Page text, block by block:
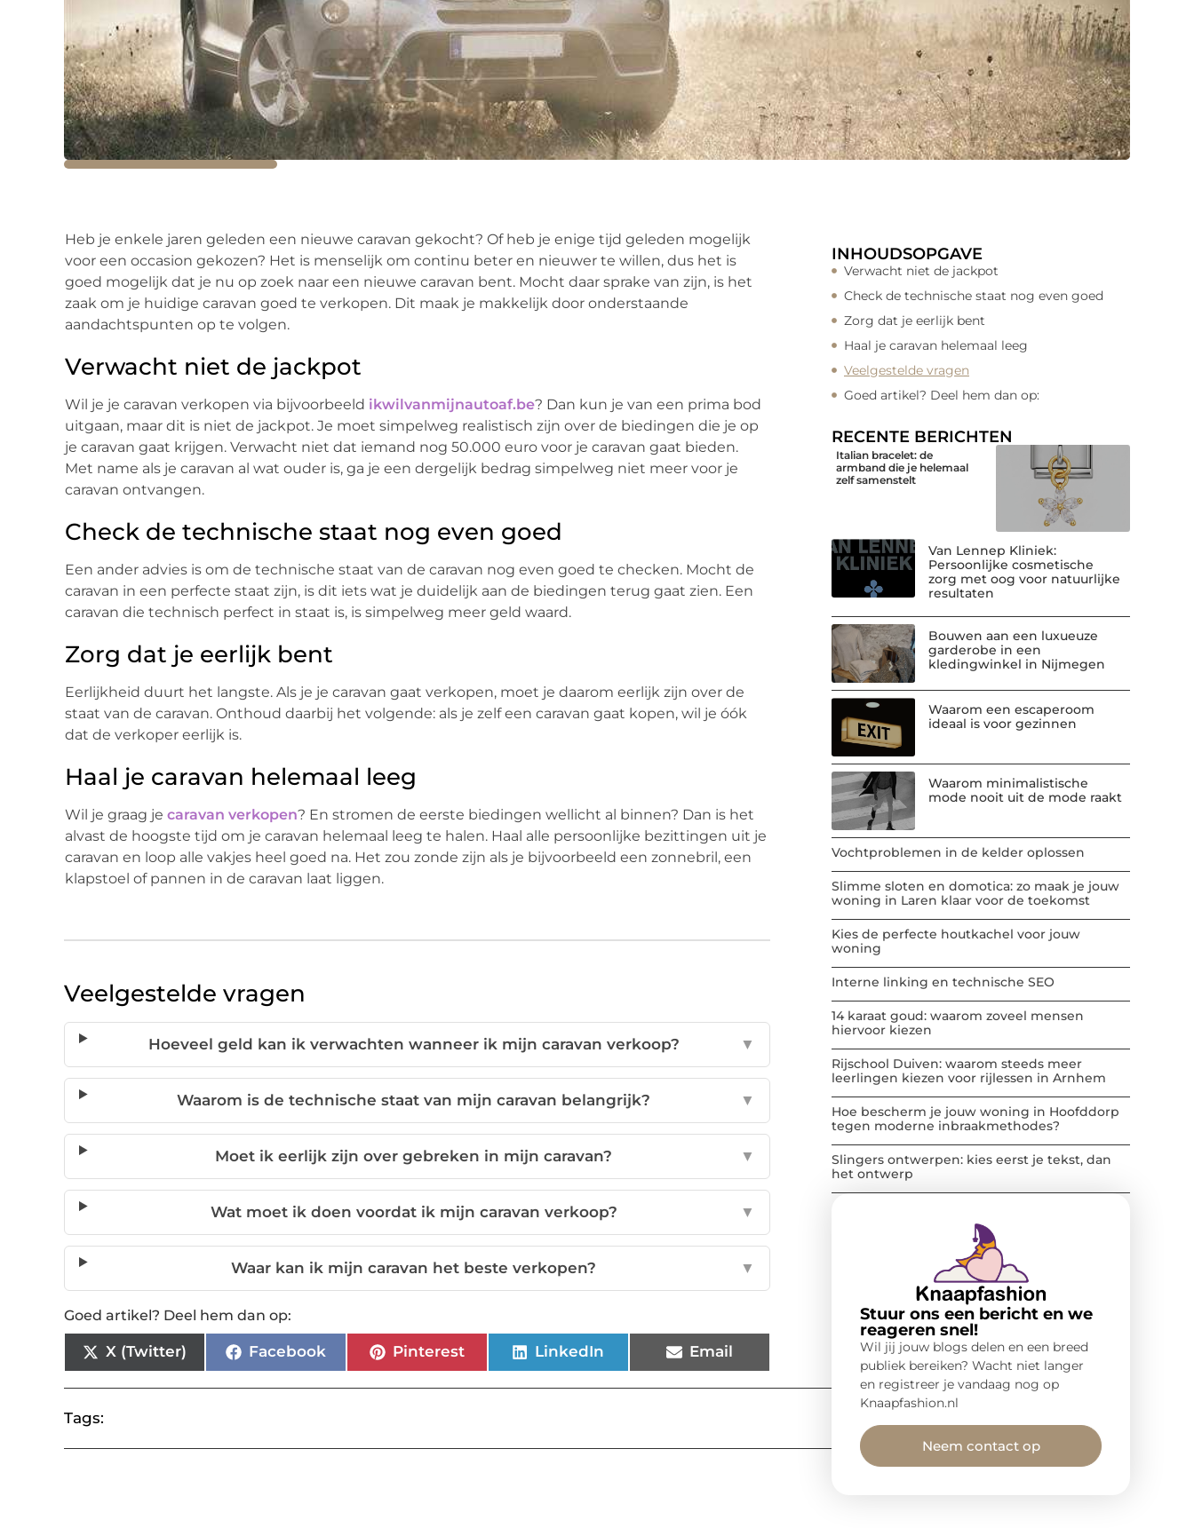
Heb je enkele jaren geleden een nieuwe caravan gekocht? Of heb je enige tijd geleden mogelijk
voor een occasion gekozen? Het is menselijk om continu beter en nieuwer te willen, dus het is
goed mogelijk dat je nu op zoek naar een nieuwe caravan bent. Mocht daar sprake van zijn, is het
zaak om je huidige caravan goed te verkopen. Dit maak je makkelijk door onderstaande
aandachtspunten op te volgen.
Verwacht niet de jackpot
Wil je je caravan verkopen via bijvoorbeeld ikwilvanmijnautoaf.be? Dan kun je van een prima bod
uitgaan, maar dit is niet de jackpot. Je moet simpelweg realistisch zijn over de biedingen die je op
je caravan gaat krijgen. Verwacht niet dat iemand nog 50.000 euro voor je caravan gaat bieden.
Met name als je caravan al wat ouder is, ga je een dergelijk bedrag simpelweg niet meer voor je
caravan ontvangen.
Check de technische staat nog even goed
Een ander advies is om de technische staat van de caravan nog even goed te checken. Mocht de
caravan in een perfecte staat zijn, is dit iets wat je duidelijk aan de biedingen terug gaat zien. Een
caravan die technisch perfect in staat is, is simpelweg meer geld waard.
Zorg dat je eerlijk bent
Eerlijkheid duurt het langste. Als je je caravan gaat verkopen, moet je daarom eerlijk zijn over de
staat van de caravan. Onthoud daarbij het volgende: als je zelf een caravan gaat kopen, wil je óók
dat de verkoper eerlijk is.
Haal je caravan helemaal leeg
Wil je graag je caravan verkopen? En stromen de eerste biedingen wellicht al binnen? Dan is het
alvast de hoogste tijd om je caravan helemaal leeg te halen. Haal alle persoonlijke bezittingen uit je
caravan en loop alle vakjes heel goed na. Het zou zonde zijn als je bijvoorbeeld een zonnebril, een
klapstoel of pannen in de caravan laat liggen.
Veelgestelde vragen
Hoeveel geld kan ik verwachten wanneer ik mijn caravan verkoop? ▼
Waarom is de technische staat van mijn caravan belangrijk? ▼
Moet ik eerlijk zijn over gebreken in mijn caravan? ▼
Wat moet ik doen voordat ik mijn caravan verkoop? ▼
Waar kan ik mijn caravan het beste verkopen? ▼
Goed artikel? Deel hem dan op:
X (Twitter) Facebook Pinterest LinkedIn Email
Tags:
INHOUDSOPGAVE
Verwacht niet de jackpot
Check de technische staat nog even goed
Zorg dat je eerlijk bent
Haal je caravan helemaal leeg
Veelgestelde vragen
Goed artikel? Deel hem dan op:
RECENTE BERICHTEN
Italian bracelet: de
armband die je helemaal
zelf samenstelt
Van Lennep Kliniek:
Persoonlijke cosmetische
zorg met oog voor natuurlijke
resultaten
Bouwen aan een luxueuze
garderobe in een
kledingwinkel in Nijmegen
Waarom een escaperoom
ideaal is voor gezinnen
Waarom minimalistische
mode nooit uit de mode raakt
Vochtproblemen in de kelder oplossen
Slimme sloten en domotica: zo maak je jouw
woning in Laren klaar voor de toekomst
Kies de perfecte houtkachel voor jouw
woning
Interne linking en technische SEO
14 karaat goud: waarom zoveel mensen
hiervoor kiezen
Rijschool Duiven: waarom steeds meer
leerlingen kiezen voor rijlessen in Arnhem
Hoe bescherm je jouw woning in Hoofddorp
tegen moderne inbraakmethodes?
Slingers ontwerpen: kies eerst je tekst, dan
het ontwerp
Stuur ons een bericht en we
reageren snel!
Wil jij jouw blogs delen en een breed
publiek bereiken? Wacht niet langer
en registreer je vandaag nog op
Knaapfashion.nl
Neem contact op